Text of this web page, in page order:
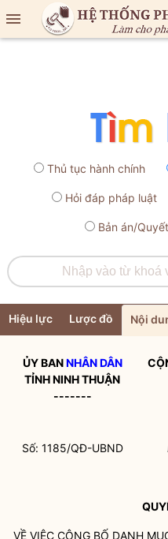

Thủ tục hành chính
Hỏi đáp pháp luật
Bản án/
Hiệu lực Lược đồ Nội
ỦY BANNHÂN DÂN
TỈNH NINH THUẬN
-------
Số: 1185/QĐ-UBND
VỀ VIỆC CÔNG BỐ DANH